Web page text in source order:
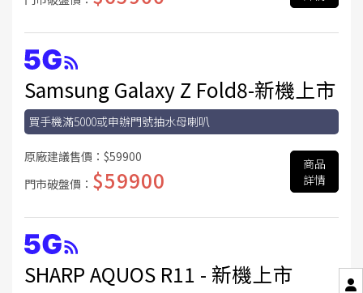
Samsung Galaxy Z Fold8-新機上市
買手機滿5000或申辦門號抽水母喇叭
原廠建議售價： $59900
門市破盤價： $59900
商品
詳情
SHARP AQUOS R11 - 新機上市